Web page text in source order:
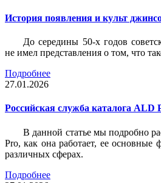
История появления и культ
До середины 50-х годов
не имел представления о том, что
Подробнее
27.01.2026
Российская служба каталога ALD
В данной статье мы подробно
Pro, как она работает, ее
различных сферах.
Подробнее